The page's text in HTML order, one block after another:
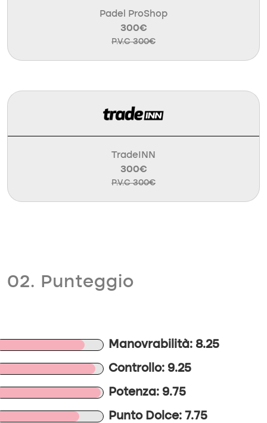
Padel ProShop
300€
P.V.C 300€
TradeINN
300€
P.V.C 300€
02. Punteggio
Manovrabilità: 8.25
Controllo: 9.25
Potenza: 9.75
Punto Dolce: 7.75